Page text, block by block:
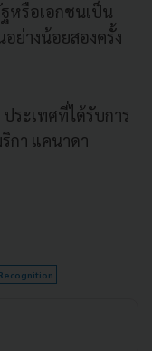
ฐหรือเอกชนเป็น
ย่างน้อยสองครั้ง
ระเทศที่ได้รับการ
กา แคนาดา